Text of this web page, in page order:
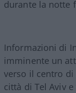
durante la notte
Informazioni di
imminente un
verso il centro
città di Tel Aviv